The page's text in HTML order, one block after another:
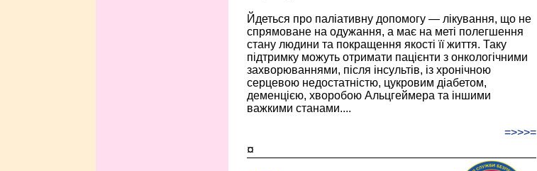
Йдеться про паліативну допомогу — лікування, що не
спрямоване на одужання, а має на меті полегшення
стану людини та покращення якості її життя. Таку
підтримку можуть отримати пацієнти з онкологічними
захворюваннями, після інсультів, із хронічною
серцевою недостатністю, цукровим діабетом,
деменцією, хворобою Альцгеймера та іншими
важкими станами....
=>>>=
¤